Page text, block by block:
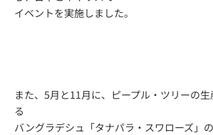
イベントを実施しました。
また、5月と11月に、ピープル・ツリーの
る
バングラデシュ 「タナパラ・スワローズ」